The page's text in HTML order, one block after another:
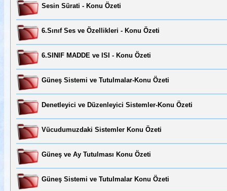
Sesin Sürati - Konu Özeti
6.Sınıf Ses ve Özellikleri - Konu Özeti
6.SINIF MADDE ve ISI - Konu Özeti
Güneş Sistemi ve Tutulmalar-Konu Özeti
Denetleyici ve Düzenleyici Sistemler-Konu Özeti
Vücudumuzdaki Sistemler Konu Özeti
Güneş ve Ay Tutulması Konu Özeti
Güneş Sistemi ve Tutulmalar Konu Özeti